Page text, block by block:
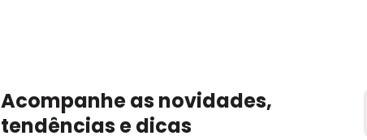
Acompanhe as novidades,
tendências e dicas